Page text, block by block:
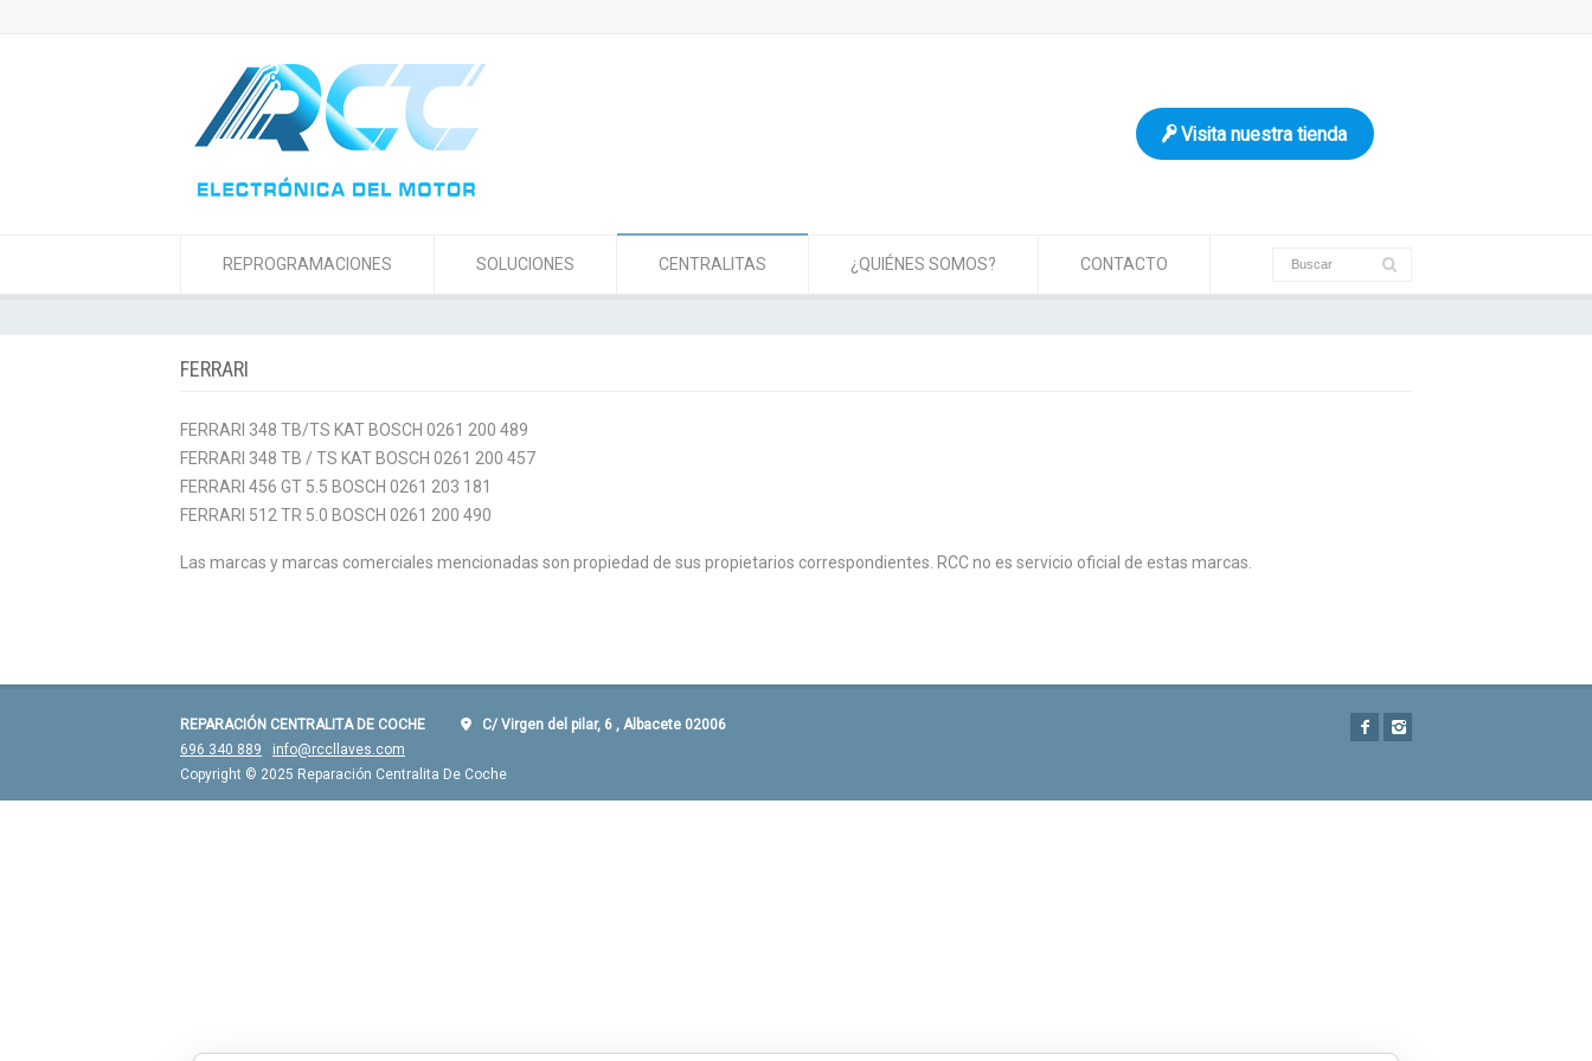
Visita nuestra tienda
REPROGRAMACIONES SOLUCIONES CENTRALITAS ¿QUIÉNES SOMOS? CONTACTO
FERRARI
FERRARI 348 TB/TS KAT BOSCH 0261 200 489
FERRARI 348 TB / TS KAT BOSCH 0261 200 457
FERRARI 456 GT 5.5 BOSCH 0261 203 181
FERRARI 512 TR 5.0 BOSCH 0261 200 490
Las marcas y marcas comerciales mencionadas son propiedad de sus propietarios correspondientes. RCC no es servicio oficial de estas marcas.
REPARACIÓN CENTRALITA DE COCHE
C/ Virgen del pilar, 6 , Albacete 02006
696 340 889
info@rccllaves.com
Copyright © 2025 Reparación Centralita De Coche